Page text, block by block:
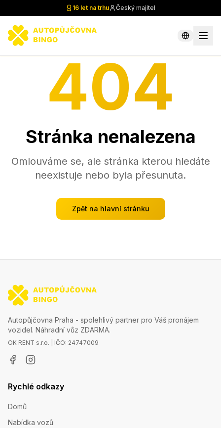
16 let na trhu Český majitel
404
Stránka nenalezena
Omlouváme se, ale stránka kterou hledáte
neexistuje nebo byla přesunuta.
Zpět na hlavní stránku
Autopůjčovna Praha - spolehlivý partner pro Váš pronájem
vozidel. Náhradní vůz ZDARMA.
OK RENT s.r.o. | IČO: 24747009
Rychlé odkazy
Domů
Nabídka vozů